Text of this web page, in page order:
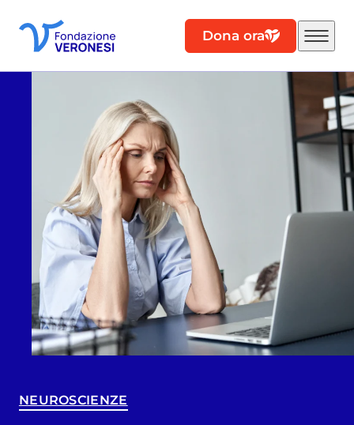
Dona ora
NEUROSCIENZE